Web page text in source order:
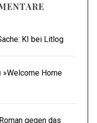
KI bei Litlog
»Welcome Home
gegen das